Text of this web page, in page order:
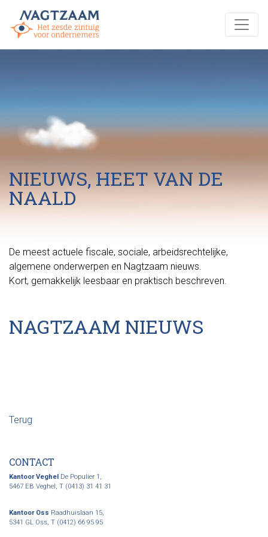
NIEUWS, HEET VAN DE
NAALD
De meest actuele fiscale, sociale, arbeidsrechtelijke,
algemene onderwerpen en Nagtzaam nieuws.
Kort, gemakkelijk leesbaar en praktisch beschreven.
NAGTZAAM NIEUWS
Terug
CONTACT
Kantoor Veghel De Populier 1,
5467 EB Veghel, T (0413) 31 41 31
Kantoor Oss Raadhuislaan 15,
5341 GL Oss, T (0412) 66 95 95